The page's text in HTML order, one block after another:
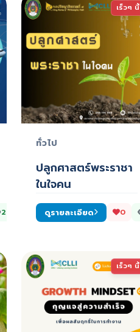
260
เร็วๆ นี้
ทั่วไป
ปลูกศาสตร์พระราชา
ในใจคน
ดูรายละเอียด 0
เร็วๆ นี้